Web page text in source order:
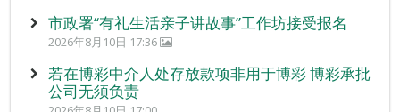
市政署“有礼生活亲子讲故事”工作坊接受报名
2026年8月10日 17:36
若在博彩中介人处存放款项非用于博彩 博彩承批
公司无须负责